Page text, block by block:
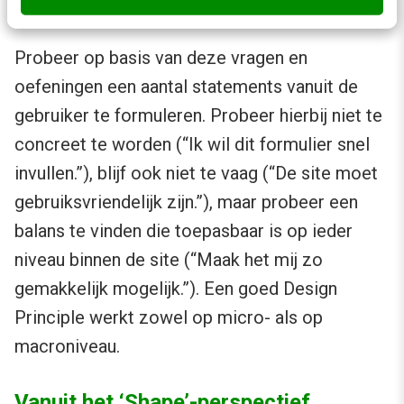
Probeer op basis van deze vragen en
oefeningen een aantal statements vanuit de
gebruiker te formuleren. Probeer hierbij niet te
concreet te worden (“Ik wil dit formulier snel
invullen.”), blijf ook niet te vaag (“De site moet
gebruiksvriendelijk zijn.”), maar probeer een
balans te vinden die toepasbaar is op ieder
niveau binnen de site (“Maak het mij zo
gemakkelijk mogelijk.”). Een goed Design
Principle werkt zowel op micro- als op
macroniveau.